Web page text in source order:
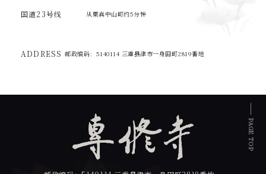
国道23号线 从栗真中山町约5分钟
ADDRESS 邮政编码：5140114 三重县津市一身田町2819番地
PAGE TOP